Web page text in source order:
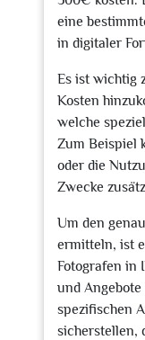
eine
in digitaler
Es ist wichtig
Kosten
welche
Zum Beispiel
oder die
Zwecke
Um den
ermitteln, ist
Fotografen in
und
spezifischen
sicherstellen,